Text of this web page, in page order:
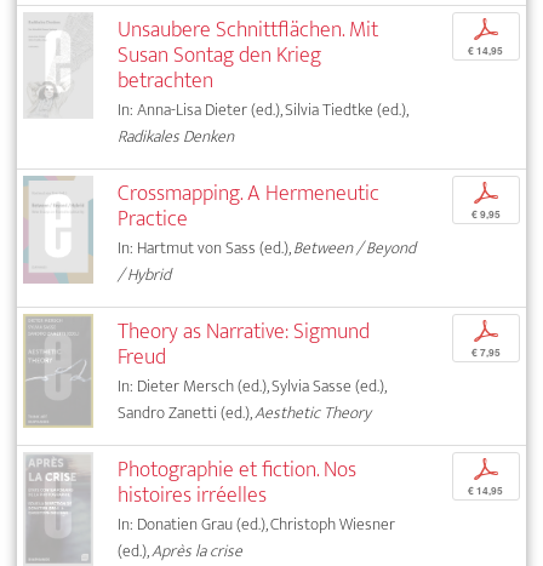
Unsaubere Schnittflächen. Mit
Susan Sontag den Krieg
betrachten
In: Anna-Lisa Dieter (ed.), Silvia Tiedtke (ed.),
Radikales Denken
p
€ 14,95
Crossmapping. A Hermeneutic
Practice
In: Hartmut von Sass (ed.),Between / Beyond
/ Hybrid
p
€ 9,95
Theory as Narrative: Sigmund
Freud
In: Dieter Mersch (ed.), Sylvia Sasse (ed.),
Sandro Zanetti (ed.),Aesthetic Theory
p
€ 7,95
Photographie et fiction. Nos
histoires irréelles
In: Donatien Grau (ed.), Christoph Wiesner
(ed.),Après la crise
p
€ 14,95